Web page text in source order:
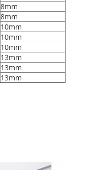
8mm
8mm
10mm
10mm
10mm
13mm
13mm
13mm